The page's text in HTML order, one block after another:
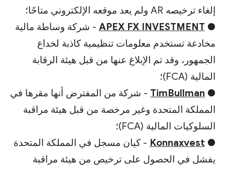
إلغاء ترخيصه AR ولم يعد موقعه الإلكتروني متاحًا؛
●
APEX FX INVESTMENT - شركة وساطة مالية
مخادعة تستخدم معلومات تنظيمية كاذبة لخداع
الجمهور، وقد تم الإبلاغ عنها من قبل هيئة الرقابة
المالية (FCA)؛
●
TimBullman - شركة من المفترض أنها مقرها في
المملكة المتحدة وغير مرخصة من قبل هيئة مراقبة
السلوكيات المالية (FCA)؛
●
Konnaxvest - كيان مسجل في المملكة المتحدة
يفشل في الحصول على ترخيص من هيئة مراقبة